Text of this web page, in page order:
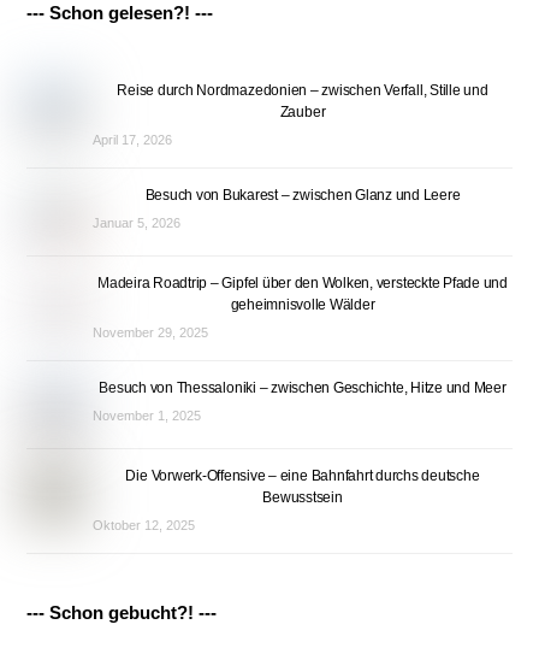
--- Schon gelesen?! ---
Reise durch Nordmazedonien – zwischen Verfall, Stille und
Zauber
April 17, 2026
Besuch von Bukarest – zwischen Glanz und Leere
Januar 5, 2026
Madeira Roadtrip – Gipfel über den Wolken, versteckte Pfade und
geheimnisvolle Wälder
November 29, 2025
Besuch von Thessaloniki – zwischen Geschichte, Hitze und Meer
November 1, 2025
Die Vorwerk-Offensive – eine Bahnfahrt durchs deutsche
Bewusstsein
Oktober 12, 2025
--- Schon gebucht?! ---